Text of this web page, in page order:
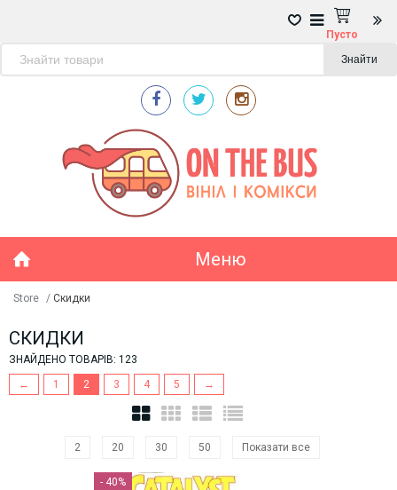
Пусто
Знайти
Меню
Store / Скидки
СКИДКИ
ЗНАЙДЕНО ТОВАРІВ: 123
←
1 2 3 4 5 →
2 20 30 50 Показати все
- 40%